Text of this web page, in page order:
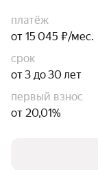
платёж
от 15 045 ₽/мес.
срок
от 3 до 30 лет
первый взнос
от 20,01%